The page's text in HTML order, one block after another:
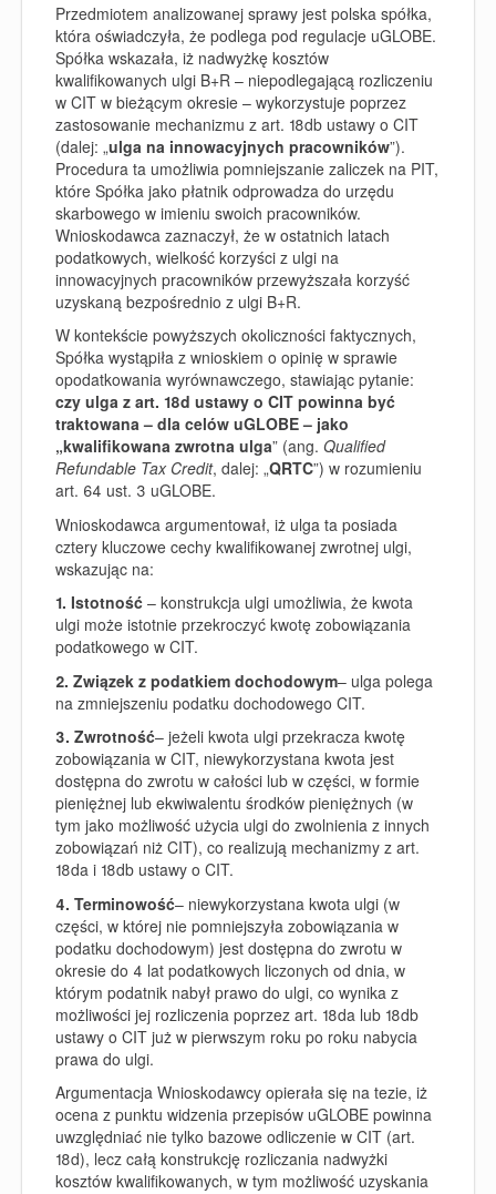
Przedmiotem analizowanej sprawy jest polska spółka,
która oświadczyła, że podlega pod regulacje uGLOBE.
Spółka wskazała, iż nadwyżkę kosztów
kwalifikowanych ulgi B+R – niepodlegającą rozliczeniu
w CIT w bieżącym okresie – wykorzystuje poprzez
zastosowanie mechanizmu z art. 18db ustawy o CIT
(dalej: „ulga na innowacyjnych pracowników”).
Procedura ta umożliwia pomniejszanie zaliczek na PIT,
które Spółka jako płatnik odprowadza do urzędu
skarbowego w imieniu swoich pracowników.
Wnioskodawca zaznaczył, że w ostatnich latach
podatkowych, wielkość korzyści z ulgi na
innowacyjnych pracowników przewyższała korzyść
uzyskaną bezpośrednio z ulgi B+R.
W kontekście powyższych okoliczności faktycznych,
Spółka wystąpiła z wnioskiem o opinię w sprawie
opodatkowania wyrównawczego, stawiając pytanie:
czy ulga z art. 18d ustawy o CIT powinna być
traktowana – dla celów uGLOBE – jako
„kwalifikowana zwrotna ulga” (ang. Qualified
Refundable Tax Credit, dalej: „QRTC”) w rozumieniu
art. 64 ust. 3 uGLOBE.
Wnioskodawca argumentował, iż ulga ta posiada
cztery kluczowe cechy kwalifikowanej zwrotnej ulgi,
wskazując na:
1. Istotność – konstrukcja ulgi umożliwia, że kwota
ulgi może istotnie przekroczyć kwotę zobowiązania
podatkowego w CIT.
2. Związek z podatkiem dochodowym– ulga polega
na zmniejszeniu podatku dochodowego CIT.
3. Zwrotność– jeżeli kwota ulgi przekracza kwotę
zobowiązania w CIT, niewykorzystana kwota jest
dostępna do zwrotu w całości lub w części, w formie
pieniężnej lub ekwiwalentu środków pieniężnych (w
tym jako możliwość użycia ulgi do zwolnienia z innych
zobowiązań niż CIT), co realizują mechanizmy z art.
18da i 18db ustawy o CIT.
4. Terminowość– niewykorzystana kwota ulgi (w
części, w której nie pomniejszyła zobowiązania w
podatku dochodowym) jest dostępna do zwrotu w
okresie do 4 lat podatkowych liczonych od dnia, w
którym podatnik nabył prawo do ulgi, co wynika z
możliwości jej rozliczenia poprzez art. 18da lub 18db
ustawy o CIT już w pierwszym roku po roku nabycia
prawa do ulgi.
Argumentacja Wnioskodawcy opierała się na tezie, iż
ocena z punktu widzenia przepisów uGLOBE powinna
uwzględniać nie tylko bazowe odliczenie w CIT (art.
18d), lecz całą konstrukcję rozliczania nadwyżki
kosztów kwalifikowanych, w tym możliwość uzyskania